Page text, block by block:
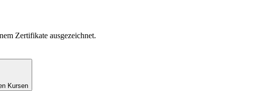
Zertifikate ausgezeichnet.
Kursen